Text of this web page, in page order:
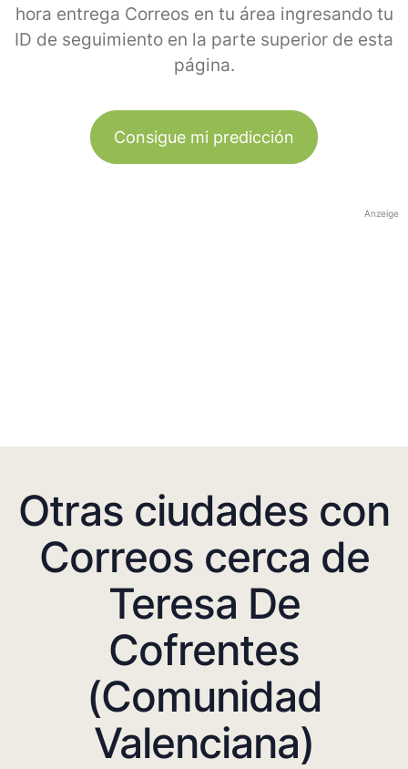
hora entrega Correos en tu área ingresando tu
ID de seguimiento en la parte superior de esta
página.
Consigue mi predicción
Anzeige
Otras ciudades con
Correos cerca de
Teresa De
Cofrentes
(Comunidad
Valenciana)